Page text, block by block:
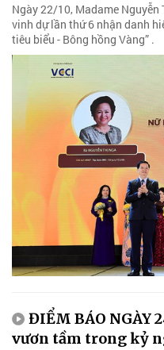
Ngày 22/10, Madame Nguyễn
vinh dự lần thứ 6 nhận danh
tiêu biểu - Bông hồng Vàng” .
ĐIỂM BÁO NGÀY
vươn tầm trong kỷ